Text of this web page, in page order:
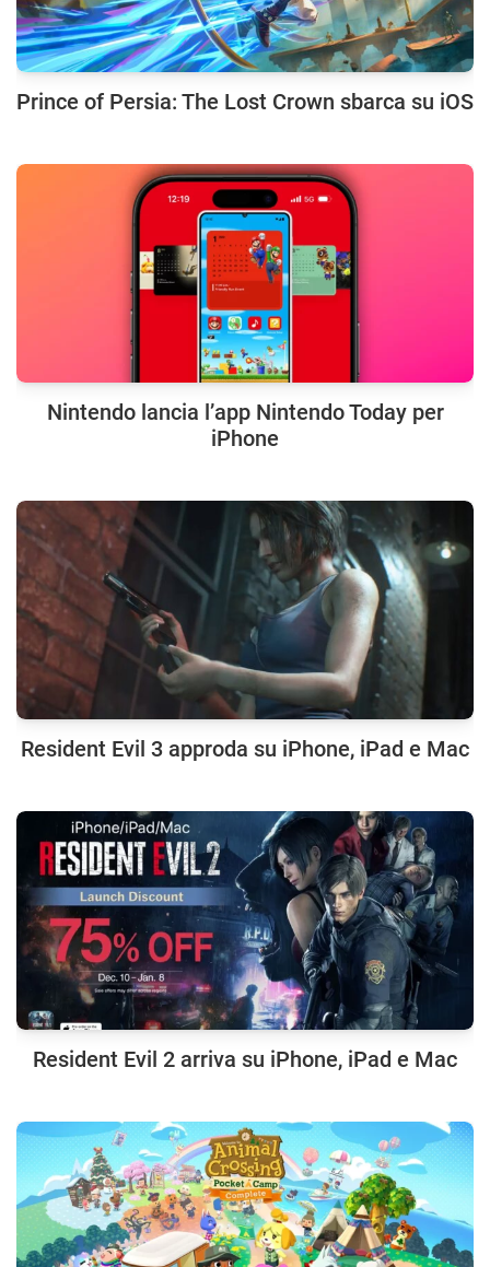
Prince of Persia: The Lost Crown sbarca su iOS
Nintendo lancia l’app Nintendo Today per
iPhone
Resident Evil 3 approda su iPhone, iPad e Mac
Resident Evil 2 arriva su iPhone, iPad e Mac